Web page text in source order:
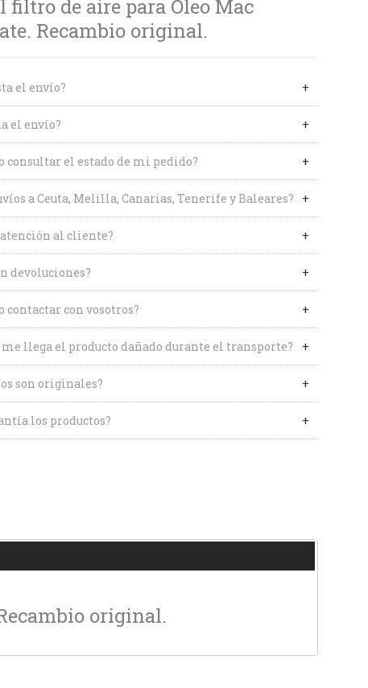
filtro de aire para Oleo Mac
Recambio original.
el envío?
el envío?
consultar el estado de mi pedido?
a Ceuta, Melilla, Canarias, Tenerife y Baleares?
atención al cliente?
devoluciones?
contactar con vosotros?
me llega el producto dañado durante el transporte?
son originales?
los productos?
original.